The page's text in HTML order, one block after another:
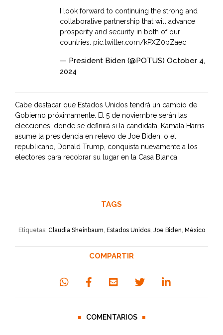
I look forward to continuing the strong and
collaborative partnership that will advance
prosperity and security in both of our
countries. pic.twitter.com/kPXZ0pZaec
— President Biden (@POTUS) October 4,
2024
Cabe destacar que Estados Unidos tendrá un cambio de
Gobierno próximamente. El 5 de noviembre serán las
elecciones, donde se definirá si la candidata, Kamala Harris
asume la presidencia en relevo de Joe Biden, o el
republicano, Donald Trump, conquista nuevamente a los
electores para recobrar su lugar en la Casa Blanca.
TAGS
Etiquetas: Claudia Sheinbaum, Estados Unidos, Joe Biden, México
COMPARTIR
COMENTARIOS